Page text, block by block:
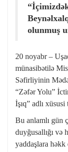
olunmuş
20 noyabr –
münasibətilə
Səfirliyinin
“Zəfər Yolu”
İşıq” adlı
Bu anlamlı gün
duyğusallığı və
yaddaşlara